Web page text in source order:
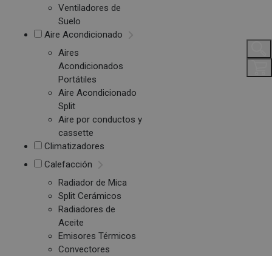
Ventiladores de
Suelo
Aire Acondicionado
Aires
Acondicionados
Portátiles
Aire Acondicionado
Split
Aire por conductos y
cassette
Climatizadores
Calefacción
Radiador de Mica
Split Cerámicos
Radiadores de
Aceite
Emisores Térmicos
Convectores